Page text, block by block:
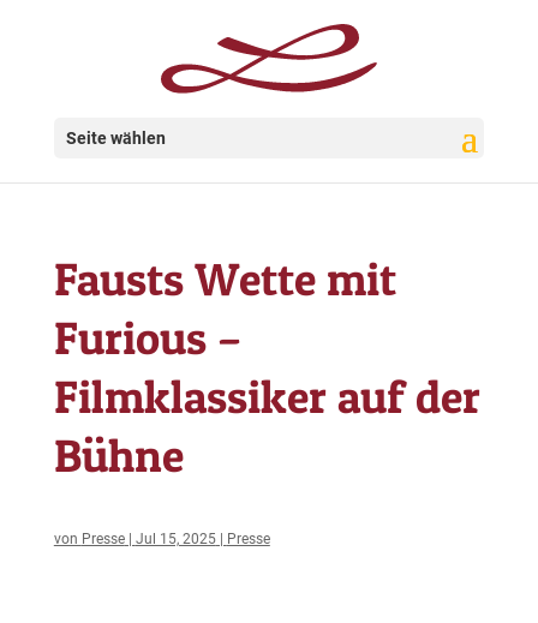
Seite wählen
Fausts Wette mit
Furious –
Filmklassiker auf der
Bühne
von Presse| Jul 15, 2025| Presse